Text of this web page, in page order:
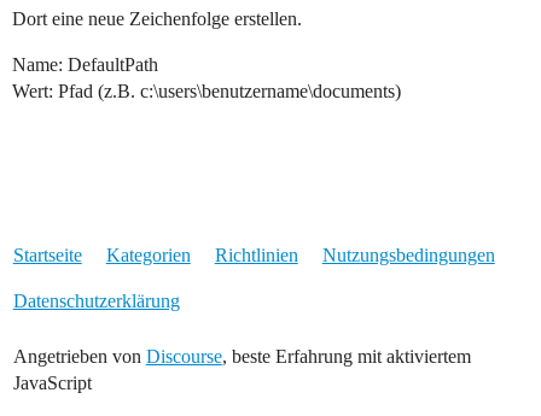
Dort eine neue Zeichenfolge erstellen.
Name: DefaultPath
Wert: Pfad (z.B. c:\users\benutzername\documents)
Startseite Kategorien Richtlinien Nutzungsbedingungen
Datenschutzerklärung
Angetrieben von Discourse, beste Erfahrung mit aktiviertem
JavaScript